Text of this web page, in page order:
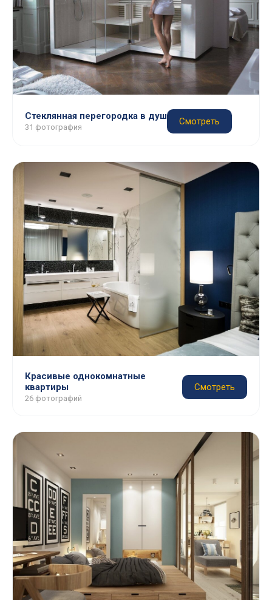
Стеклянная перегородка в душ
31 фотография
Смотреть
Красивые однокомнатные
квартиры
26 фотографий
Смотреть